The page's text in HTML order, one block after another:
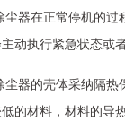
尘器在正常停机的
动执行紧急状态或
尘器的壳体采纳隔
的材料，材料的导